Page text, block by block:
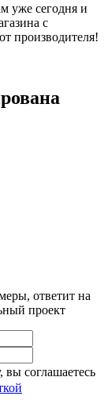
уже сегодня и
с
производителя!
ответит на
проект
соглашаетесь